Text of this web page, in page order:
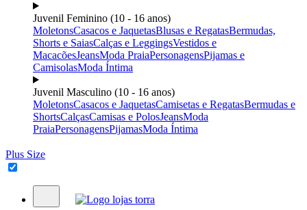
Juvenil Feminino (10 - 16 anos)
MoletonsCasacos e JaquetasBlusas e RegatasBermudas,
Shorts e SaiasCalças e LeggingsVestidos e
MacacõesJeansModa PraiaPersonagensPijamas e
CamisolasModa Íntima
Juvenil Masculino (10 - 16 anos)
MoletonsCasacos e JaquetasCamisetas e RegatasBermudas e
ShortsCalçasCamisas e PolosJeansModa
PraiaPersonagensPijamasModa Íntima
Plus Size